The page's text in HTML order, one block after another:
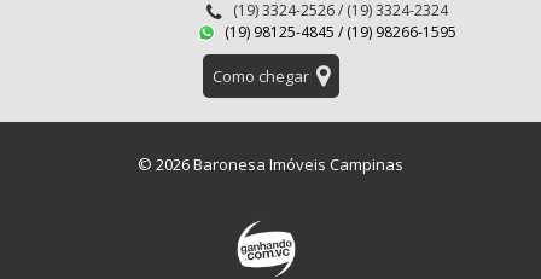
(19) 3324-2526 / (19) 3324-2324
(19) 98125-4845 / (19) 98266-1595
Como chegar
© 2026 Baronesa Imóveis Campinas